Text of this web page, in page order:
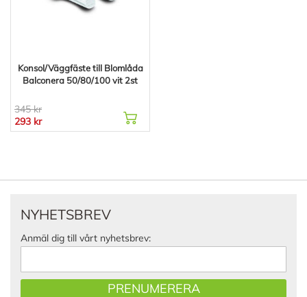
Konsol/Väggfäste till Blomlåda
Balconera 50/80/100 vit 2st
345 kr
293 kr
NYHETSBREV
Anmäl dig till vårt nyhetsbrev:
PRENUMERERA